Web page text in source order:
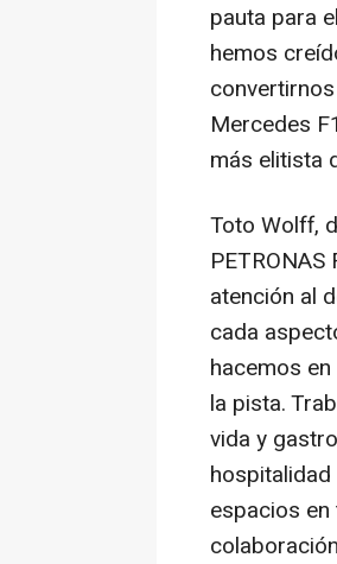
pauta para
hemos
Mercedes
más elitista
Toto Wolff,
atención al
cada
hacemos
la pista.
vida y
espacios